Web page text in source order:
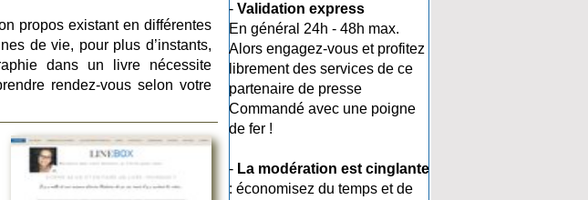
- Validation express
En général 24h - 48h max.
Alors engagez-vous et profitez
librement des services de ce
partenaire de presse
Commandé avec une poigne
de fer !
- La modération est cinglante
: économisez du temps et de
propos existant en différentes
de vie, pour plus d’instants,
dans un livre nécessite
rendez-vous selon votre